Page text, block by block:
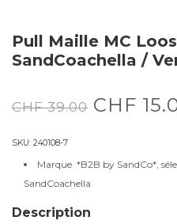
Pull Maille MC
SandCoachella /
CHF39.00 CHF
SKU: 240108-7
Marque *B2B by SandCo*,
SandCoachella
Description